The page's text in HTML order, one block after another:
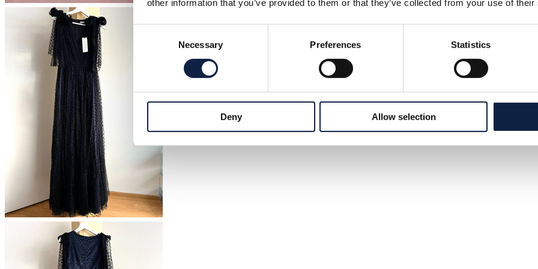
other information that you’ve provided to them or that they’ve collected from your use of
Necessary Preferences Statistics
Deny Allow selection